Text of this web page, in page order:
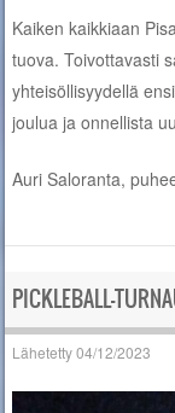
Kaiken kaikkiaan
tuova. Toivottavasti
yhteisöllisyydellä
joulua ja onnellista
Auri Saloranta,
PICKLEBALL-
Lähetetty04/12/2023